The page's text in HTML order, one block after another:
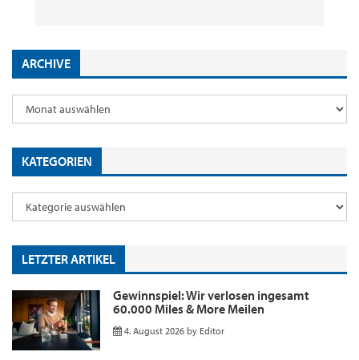
ARCHIVE
KATEGORIEN
LETZTER ARTIKEL
Gewinnspiel: Wir verlosen ingesamt
60.000 Miles & More Meilen
4. August 2026 by Editor